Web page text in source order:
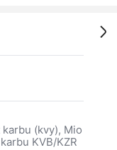
karbu (kvy), Mio
KVB/KZR